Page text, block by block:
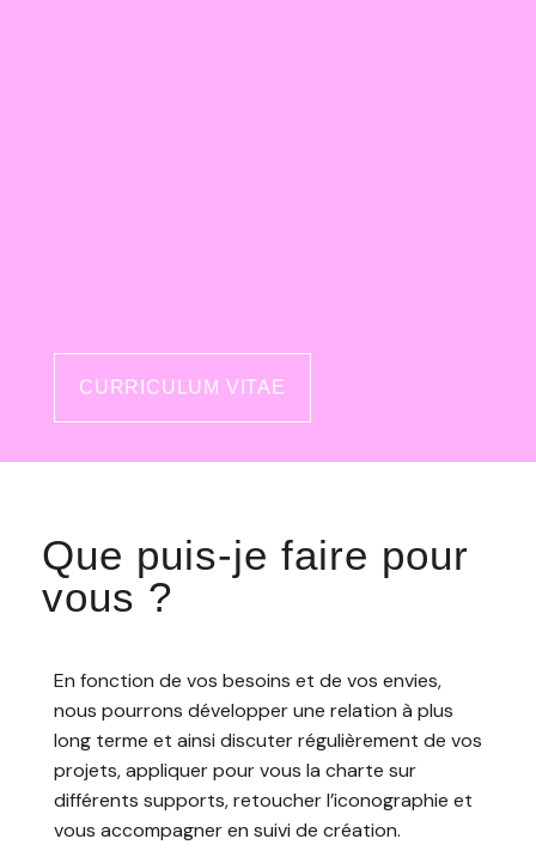
CURRICULUM VITAE
Que puis-je faire pour
vous ?
En fonction de vos besoins et de vos envies,
nous pourrons développer une relation à plus
long terme et ainsi discuter régulièrement de vos
projets, appliquer pour vous la charte sur
différents supports, retoucher l’iconographie et
vous accompagner en suivi de création.